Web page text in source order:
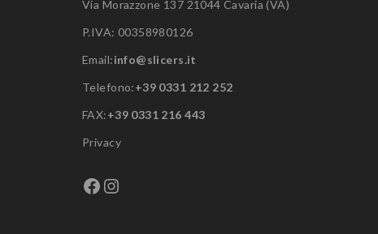
Via Morazzone 137 21044 Cavaria (VA)
P.IVA: 00358980126
Email:info@slicers.it
Telefono:+39 0331 212 252
FAX:+39 0331 216 443
Privacy
Facebook
Instagram